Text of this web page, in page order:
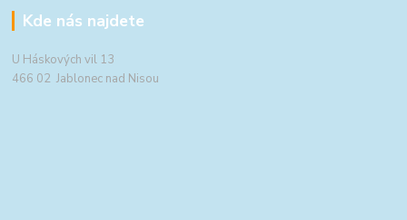
Kde nás najdete
U Háskových vil 13
466 02 Jablonec nad Nisou